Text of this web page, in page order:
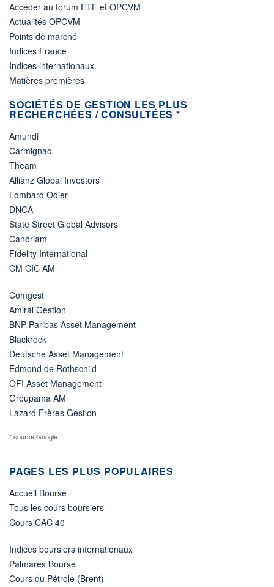
Accéder au forum ETF et OPCVM
Actualités OPCVM
Points de marché
Indices France
Indices internationaux
Matières premières
SOCIÉTÉS DE GESTION LES PLUS
RECHERCHÉES / CONSULTÉES *
Amundi
Carmignac
Theam
Allianz Global Investors
Lombard Odier
DNCA
State Street Global Advisors
Candriam
Fidelity International
CM CIC AM
Comgest
Amiral Gestion
BNP Paribas Asset Management
Blackrock
Deutsche Asset Management
Edmond de Rothschild
OFI Asset Management
Groupama AM
Lazard Frères Gestion
* source Google
PAGES LES PLUS POPULAIRES
Accueil Bourse
Tous les cours boursiers
Cours CAC 40
Indices boursiers internationaux
Palmarès Bourse
Cours du Pétrole (Brent)